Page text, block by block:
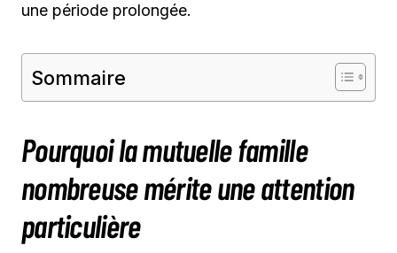
une période prolongée.
Sommaire
Pourquoi la mutuelle famille
nombreuse mérite une attention
particulière